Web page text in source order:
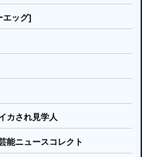
エッグ]
カされ見学人
ニュースコレクト